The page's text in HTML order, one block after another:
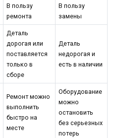
В пользу
ремонта
В пользу
замены
Деталь
дорогая или
поставляется
только в
сборе
Деталь
недорогая и
есть в наличии
Ремонт можно
выполнить
быстро на
месте
Оборудование
можно
остановить
без серьезных
потерь